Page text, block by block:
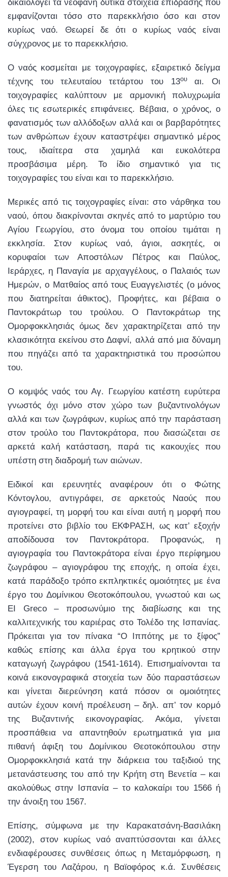
δικαιολογεί τα νεοφανή δυτικά στοιχεία επίδρασης που
εμφανίζονται τόσο στο παρεκκλήσιο όσο και στον
κυρίως ναό. Θεωρεί δε ότι ο κυρίως ναός είναι
σύγχρονος με το παρεκκλήσιο.
Ο ναός κοσμείται με τοιχογραφίες, εξαιρετικό δείγμα
τέχνης του τελευταίου τετάρτου του 13ουαι. Οι
τοιχογραφίες καλύπτουν με αρμονική πολυχρωμία
όλες τις εσωτερικές επιφάνειες. Βέβαια, ο χρόνος, ο
φανατισμός των αλλόδοξων αλλά και οι βαρβαρότητες
των ανθρώπων έχουν καταστρέψει σημαντικό μέρος
τους, ιδιαίτερα στα χαμηλά και ευκολότερα
προσβάσιμα μέρη. Το ίδιο σημαντικό για τις
τοιχογραφίες του είναι και το παρεκκλήσιο.
Μερικές από τις τοιχογραφίες είναι: στο νάρθηκα του
ναού, όπου διακρίνονται σκηνές από το μαρτύριο του
Αγίου Γεωργίου, στο όνομα του οποίου τιμάται η
εκκλησία. Στον κυρίως ναό, άγιοι, ασκητές, οι
κορυφαίοι των Αποστόλων Πέτρος και Παύλος,
Ιεράρχες, η Παναγία με αρχαγγέλους, ο Παλαιός των
Ημερών, ο Ματθαίος από τους Ευαγγελιστές (ο μόνος
που διατηρείται άθικτος), Προφήτες, και βέβαια ο
Παντοκράτωρ του τρούλου. Ο Παντοκράτωρ της
Ομορφοκκλησιάς όμως δεν χαρακτηρίζεται από την
κλασικότητα εκείνου στο Δαφνί, αλλά από μια δύναμη
που πηγάζει από τα χαρακτηριστικά του προσώπου
του.
Ο κομψός ναός του Αγ. Γεωργίου κατέστη ευρύτερα
γνωστός όχι μόνο στον χώρο των βυζαντινολόγων
αλλά και των ζωγράφων, κυρίως από την παράσταση
στον τρούλο του Παντοκράτορα, που διασώζεται σε
αρκετά καλή κατάσταση, παρά τις κακουχίες που
υπέστη στη διαδρομή των αιώνων.
Ειδικοί και ερευνητές αναφέρουν ότι ο Φώτης
Κόντογλου, αντιγράφει, σε αρκετούς Ναούς που
αγιογραφεί, τη μορφή του και είναι αυτή η μορφή που
προτείνει στο βιβλίο του ΕΚΦΡΑΣΗ, ως κατ’ εξοχήν
αποδίδουσα τον Παντοκράτορα. Προφανώς, η
αγιογραφία του Παντοκράτορα είναι έργο περίφημου
ζωγράφου – αγιογράφου της εποχής, η οποία έχει,
κατά παράδοξο τρόπο εκπληκτικές ομοιότητες με ένα
έργο του Δομίνικου Θεοτοκόπουλου, γνωστού και ως
ΕΙ Greco – προσωνύμιο της διαβίωσης και της
καλλιτεχνικής του καριέρας στο Τολέδο της Ισπανίας.
Πρόκειται για τον πίνακα “Ο Ιππότης με το ξίφος”
καθώς επίσης και άλλα έργα του κρητικού στην
καταγωγή ζωγράφου (1541-1614). Επισημαίνονται τα
κοινά εικονογραφικά στοιχεία των δύο παραστάσεων
και γίνεται διερεύνηση κατά πόσον οι ομοιότητες
αυτών έχουν κοινή προέλευση – δηλ. απ’ τον κορμό
της Βυζαντινής εικονογραφίας. Ακόμα, γίνεται
προσπάθεια να απαντηθούν ερωτηματικά για μια
πιθανή άφιξη του Δομίνικου Θεοτοκόπουλου στην
Ομορφοκκλησιά κατά την διάρκεια του ταξιδιού της
μετανάστευσης του από την Κρήτη στη Βενετία – και
ακολούθως στην Ισπανία – το καλοκαίρι του 1566 ή
την άνοιξη του 1567.
Επίσης, σύμφωνα με την Καρακατσάνη-Βασιλάκη
(2002), στον κυρίως ναό αναπτύσσονται και άλλες
ενδιαφέρουσες συνθέσεις όπως η Μεταμόρφωση, η
Έγερση του Λαζάρου, η Βαϊοφόρος κ.ά. Συνθέσεις